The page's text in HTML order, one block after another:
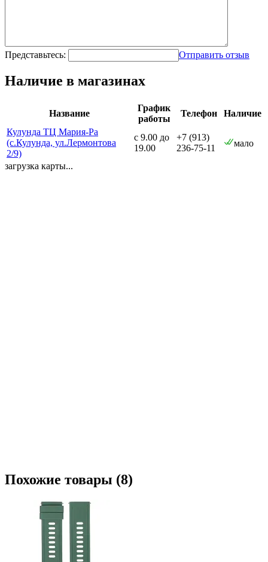
Представьтесь: Отправить отзыв
Наличие в магазинах
Название
График
работы
Телефон
Наличие
Кулунда ТЦ Мария-Ра
(с.Кулунда, ул.Лермонтова
2/9)
с 9.00 до
19.00
+7 (913)
236-75-11
мало
загрузка карты...
Похожие товары (8)